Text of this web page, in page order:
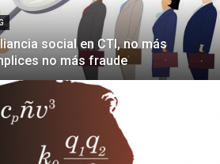
social en CTI, no más
no más fraude